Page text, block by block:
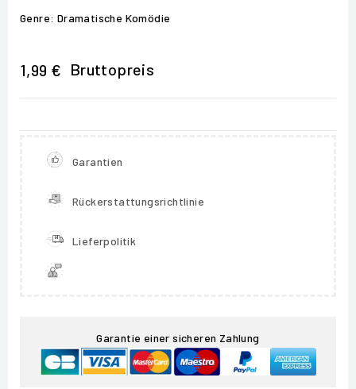
Genre: Dramatische Komödie
1,99 € Bruttopreis
Garantien
Rückerstattungsrichtlinie
Lieferpolitik
Garantie einer sicheren Zahlung